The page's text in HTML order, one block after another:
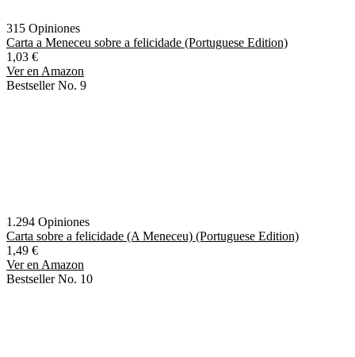
315 Opiniones
Carta a Meneceu sobre a felicidade (Portuguese Edition)
1,03 €
Ver en Amazon
Bestseller No. 9
1.294 Opiniones
Carta sobre a felicidade (A Meneceu) (Portuguese Edition)
1,49 €
Ver en Amazon
Bestseller No. 10